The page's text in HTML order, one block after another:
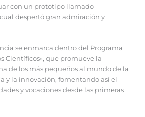
con un prototipo llamado
despertó gran admiración y
se enmarca dentro del Programa
Científicos», que promueve la
de los más pequeños al mundo de la
y la innovación, fomentando así el
y vocaciones desde las primeras